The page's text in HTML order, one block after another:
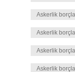
Askerlik
Askerlik
Askerlik
Askerlik